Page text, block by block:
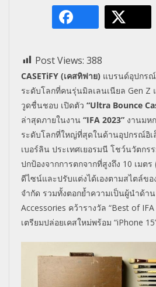
Post Views: 388
CASETiFY (เคสทิฟาย) แบรนด์อุปกรณ์
ระดับโลกที่คนรุ่นมิลเลนเนียล Gen Z
วูดชื่นชอบ เปิดตัว “Ultra Bounce
ล่าสุดภายในงาน “IFA 2023” งานมห
ระดับโลกที่ใหญ่ที่สุดในด้านอุปกรณ์อิเ
เบอร์ลิน ประเทศเยอรมนี โชว์นวัตกร
ปกป้องจากการตกจากที่สูงถึง 10 เมต
ดีไซน์และปรับแต่งได้เองตามสไตล์ข
จำกัด รวมทั้งตอกย้ำความเป็นผู้นำด้าน
Accessories คว้ารางวัล “Best of IFA
เตรียมปล่อยเคสใหม่พร้อม “iPhone 15